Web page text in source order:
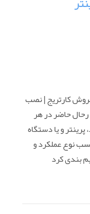
کارتریج | نصب
رحال حاضر در هر
پرینتر و یا دستگاه
نوع عملکرد و
بندی کرد